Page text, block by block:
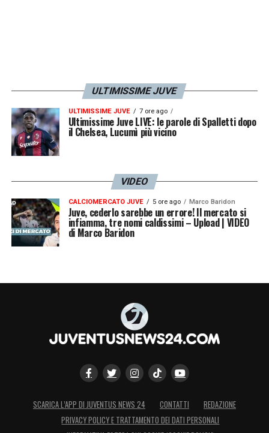
ULTIMISSIME JUVE
ULTIMISSIME JUVE 7 ore ago
Ultimissime Juve LIVE: le parole di Spalletti dopo
il Chelsea, Lucumì più vicino
VIDEO
CALCIOMERCATO JUVE 5 ore ago Marco Baridon
Juve, cederlo sarebbe un errore! Il mercato si
infiamma, tre nomi caldissimi – Upload | VIDEO
di Marco Baridon
SCARICA L’APP DI JUVENTUS NEWS 24 CONTATTI
REDAZIONE
PRIVACY POLICY E TRATTAMENTO DEI DATI PERSONALI